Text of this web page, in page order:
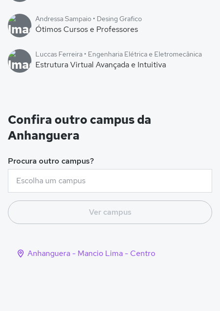
Andressa Sampaio • Desing Grafico
Ótimos Cursos e Professores
Luccas Ferreira • Engenharia Elétrica e Eletromecânica
Estrutura Virtual Avançada e Intuitiva
Confira outro campus da
Anhanguera
Procura outro campus?
Ver campus
Anhanguera - Mancio Lima - Centro